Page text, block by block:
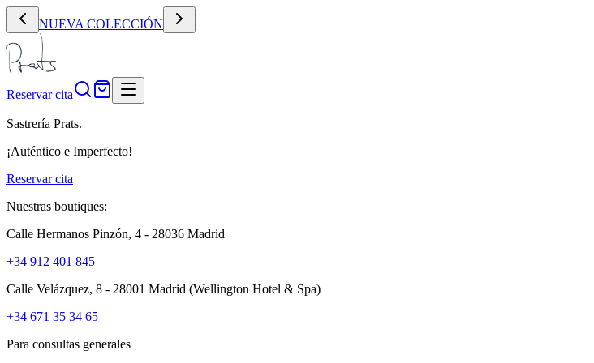
NUEVA COLECCIÓN
Reservar cita
Sastrería Prats.
¡Auténtico e Imperfecto!
Reservar cita
Nuestras boutiques:
Calle Hermanos Pinzón, 4 - 28036 Madrid
+34 912 401 845
Calle Velázquez, 8 - 28001 Madrid (Wellington Hotel & Spa)
+34 671 35 34 65
Para consultas generales